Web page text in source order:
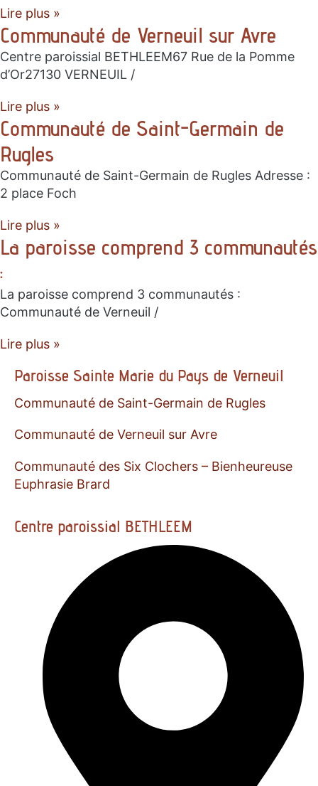
Lire plus »
Communauté de Verneuil sur Avre
Centre paroissial BETHLEEM67 Rue de la Pomme
d’Or27130 VERNEUIL /
Lire plus »
Communauté de Saint-Germain de
Rugles
Communauté de Saint-Germain de Rugles Adresse :
2 place Foch
Lire plus »
La paroisse comprend 3 communautés
:
La paroisse comprend 3 communautés :
Communauté de Verneuil /
Lire plus »
Paroisse Sainte Marie du Pays de Verneuil
Communauté de Saint-Germain de Rugles
Communauté de Verneuil sur Avre
Communauté des Six Clochers – Bienheureuse
Euphrasie Brard
Centre paroissial BETHLEEM